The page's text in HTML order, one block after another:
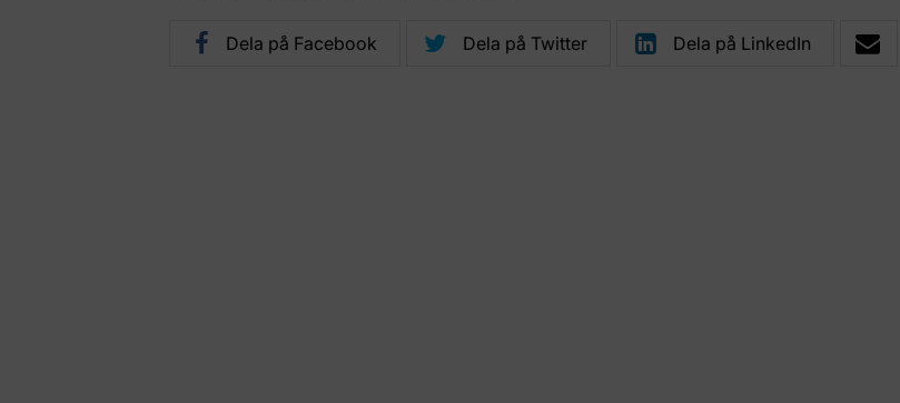
Dela på Facebook Dela på Twitter Dela på LinkedIn